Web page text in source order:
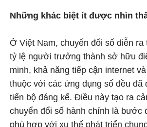
Những khác biệt ít được nhìn
Ở Việt Nam, chuyển đổi số diễn ra
tỷ lệ người trưởng thành sở hữu
minh, khả năng tiếp cận internet
thuộc với các ứng dụng số đều đã
tiến bộ đáng kể. Điều này tạo ra
chuyển đổi số hành chính là bước
phù hợp với xu thế phát triển